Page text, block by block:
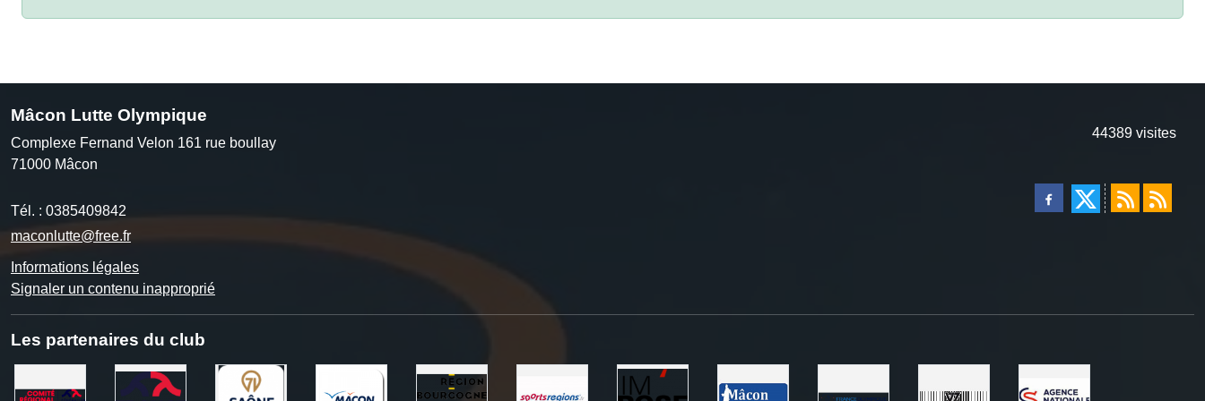
Mâcon Lutte Olympique
Complexe Fernand Velon 161 rue boullay
71000 Mâcon
Tél. : 0385409842
maconlutte@free.fr
Informations légales
Signaler un contenu inapproprié
44389 visites
Les partenaires du club